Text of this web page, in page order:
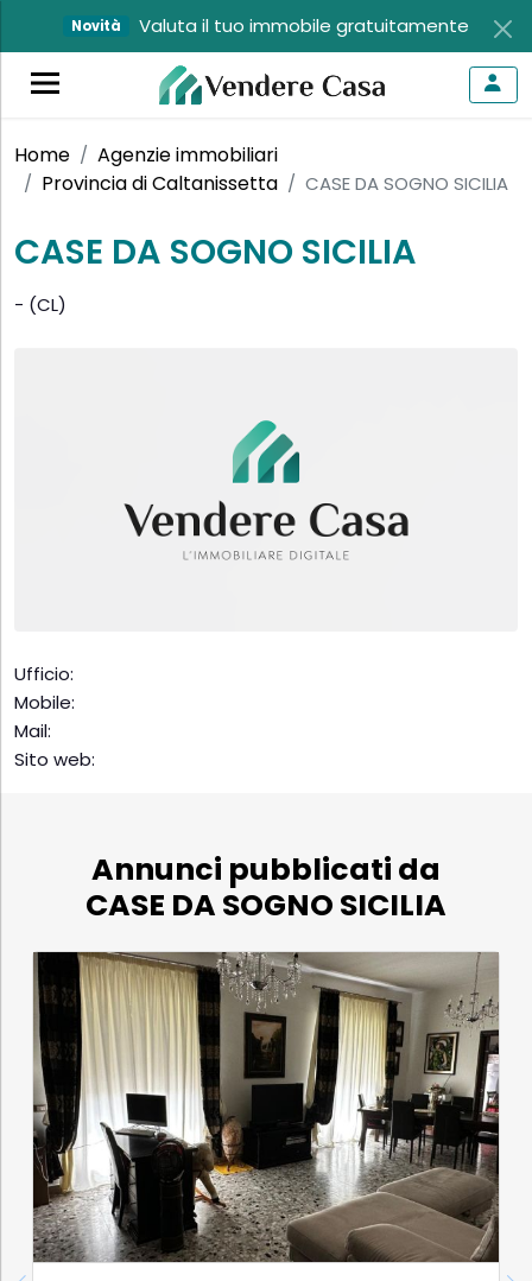
Novità Valuta il tuo immobile gratuitamente
Home
Agenzie immobiliari
Provincia di Caltanissetta
CASE DA SOGNO SICILIA
CASE DA SOGNO SICILIA
- (CL)
Ufficio:
Mobile:
Mail:
Sito web:
Annunci pubblicati da
CASE DA SOGNO SICILIA